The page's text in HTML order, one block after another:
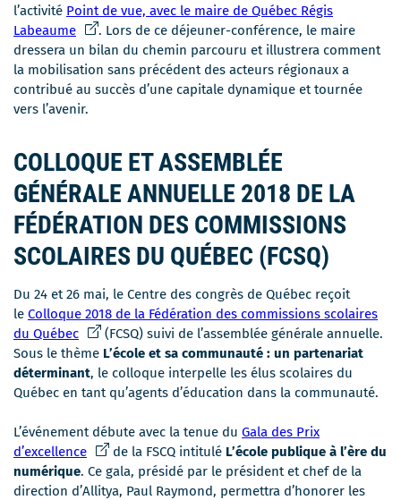
l’activité Point de vue, avec le maire de Québec Régis
LabeaumeCe
lien
s'ouvrira
dans
une
. Lors de ce déjeuner-conférence, le maire
dressera un bilan du chemin parcouru et illustrera comment
la mobilisation sans précédent des acteurs régionaux a
contribué au succès d’une capitale dynamique et tournée
vers l’avenir.
COLLOQUE ET ASSEMBLÉE
GÉNÉRALE ANNUELLE 2018 DE LA
FÉDÉRATION DES COMMISSIONS
SCOLAIRES DU QUÉBEC (FCSQ)
Du 24 et 26 mai, le Centre des congrès de Québec reçoit
le Colloque 2018 de la Fédération des commissions scolaires
du QuébecCe
lien
s'ouvrira
dans
nouvelle
fenêtre
(FCSQ) suivi de l’assemblée générale annuelle.
Sous le thème L’école et sa communauté : un partenariat
déterminant, le colloque interpelle les élus scolaires du
Québec en tant qu’agents d’éducation dans la communauté.
L’événement débute avec la tenue du Gala des Prix
d’excellenceCe
lien
s'ouvrira
de la FSCQ intitulé L’école publique à l’ère du
numérique. Ce gala, présidé par le président et chef de la
direction d’Allitya, Paul Raymond, permettra d’honorer les